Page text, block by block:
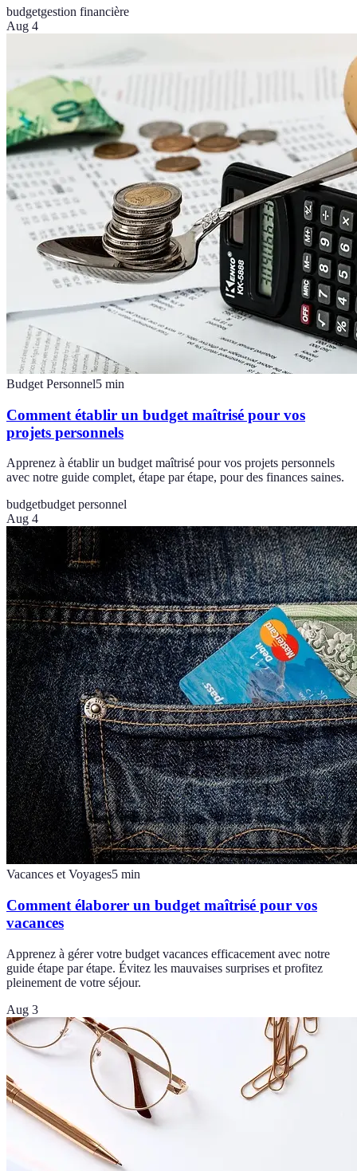
budgetgestion financière
Aug 4
Budget Personnel5 min
Comment établir un budget maîtrisé pour vos
projets personnels
Apprenez à établir un budget maîtrisé pour vos projets personnels
avec notre guide complet, étape par étape, pour des finances saines.
budgetbudget personnel
Aug 4
Vacances et Voyages5 min
Comment élaborer un budget maîtrisé pour vos
vacances
Apprenez à gérer votre budget vacances efficacement avec notre
guide étape par étape. Évitez les mauvaises surprises et profitez
pleinement de votre séjour.
Aug 3